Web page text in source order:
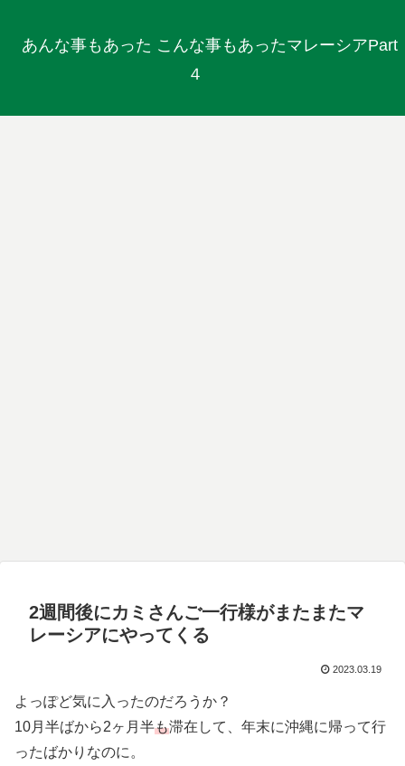
あんな事もあった こんな事もあったマレーシアPart
４
2週間後にカミさんご一行様がまたまたマ
レーシアにやってくる
2023.03.19
よっぽど気に入ったのだろうか？
10月半ばから2ヶ月半も滞在して、年末に沖縄に帰って行
ったばかりなのに。